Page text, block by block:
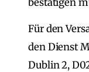
Für den
den Dienst
Dublin 2,